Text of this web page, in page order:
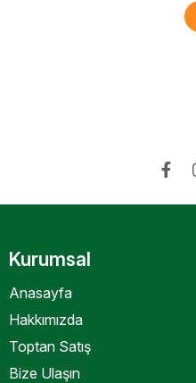
Kurumsal
Anasayfa
Hakkımızda
Toptan Satış
Bize Ulaşın